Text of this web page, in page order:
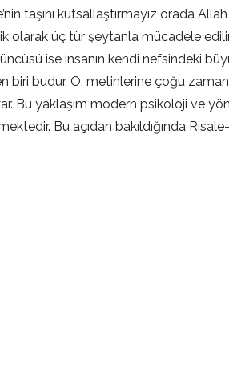
taşını kutsallaştırmayız orada
üç tür şeytanla mücadele
ise insanın kendi nefsindeki
budur. O, metinlerine çoğu
yaklaşım modern psikoloji ve
Bu açıdan bakıldığında